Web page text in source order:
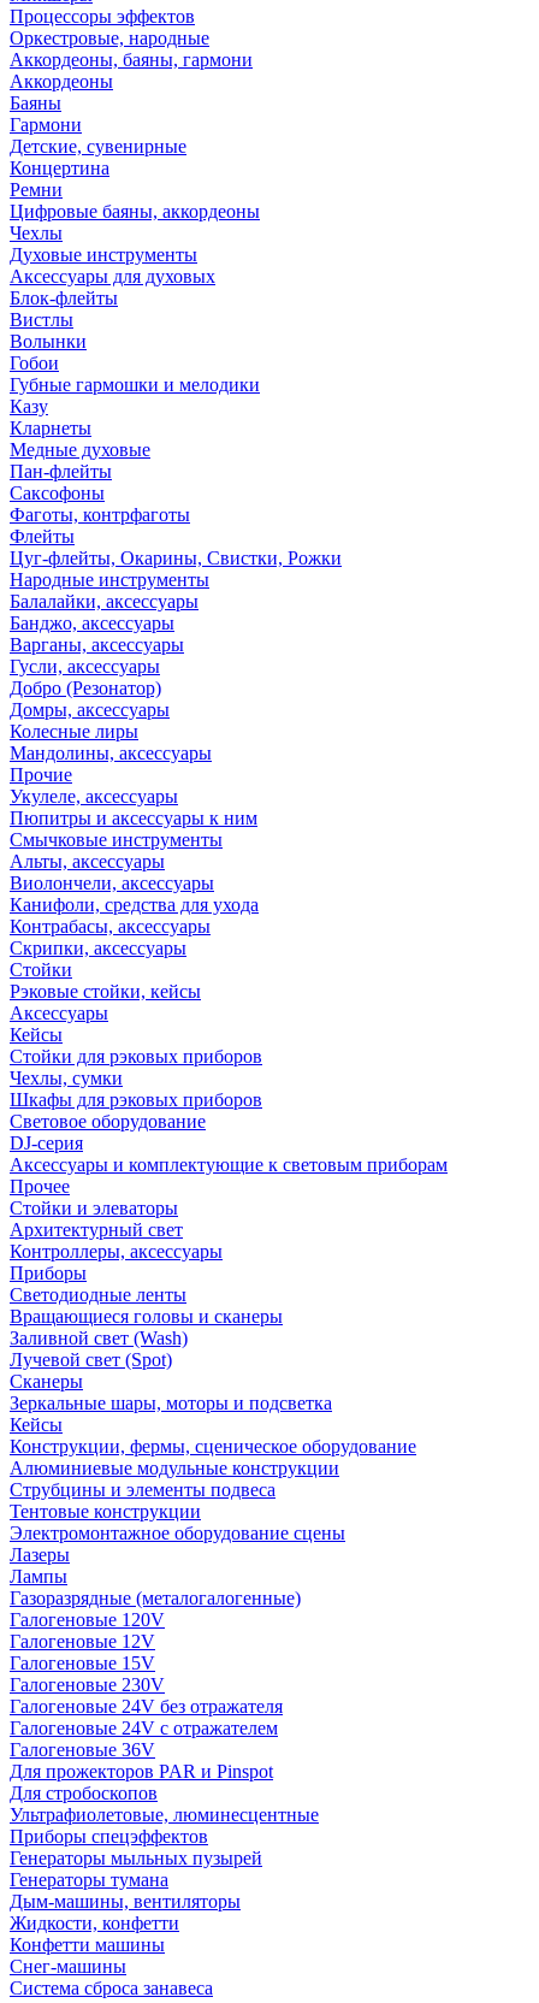
Процессоры эффектов
Оркестровые, народные
Аккордеоны, баяны, гармони
Аккордеоны
Баяны
Гармони
Детские, сувенирные
Концертина
Ремни
Цифровые баяны, аккордеоны
Чехлы
Духовые инструменты
Аксессуары для духовых
Блок-флейты
Вистлы
Волынки
Гобои
Губные гармошки и мелодики
Казу
Кларнеты
Медные духовые
Пан-флейты
Саксофоны
Фаготы, контрфаготы
Флейты
Цуг-флейты, Окарины, Свистки, Рожки
Народные инструменты
Балалайки, аксессуары
Банджо, аксессуары
Варганы, аксессуары
Гусли, аксессуары
Добро (Резонатор)
Домры, аксессуары
Колесные лиры
Мандолины, аксессуары
Прочие
Укулеле, аксессуары
Пюпитры и аксессуары к ним
Смычковые инструменты
Альты, аксессуары
Виолончели, аксессуары
Канифоли, средства для ухода
Контрабасы, аксессуары
Скрипки, аксессуары
Стойки
Рэковые стойки, кейсы
Аксессуары
Кейсы
Стойки для рэковых приборов
Чехлы, сумки
Шкафы для рэковых приборов
Световое оборудование
DJ-серия
Аксессуары и комплектующие к световым приборам
Прочее
Стойки и элеваторы
Архитектурный свет
Контроллеры, аксессуары
Приборы
Светодиодные ленты
Вращающиеся головы и сканеры
Заливной свет (Wash)
Лучевой свет (Spot)
Сканеры
Зеркальные шары, моторы и подсветка
Кейсы
Конструкции, фермы, сценическое оборудование
Алюминиевые модульные конструкции
Струбцины и элементы подвеса
Тентовые конструкции
Электромонтажное оборудование сцены
Лазеры
Лампы
Газоразрядные (металогалогенные)
Галогеновые 120V
Галогеновые 12V
Галогеновые 15V
Галогеновые 230V
Галогеновые 24V без отражателя
Галогеновые 24V с отражателем
Галогеновые 36V
Для прожекторов PAR и Pinspot
Для стробоскопов
Ультрафиолетовые, люминесцентные
Приборы спецэффектов
Генераторы мыльных пузырей
Генераторы тумана
Дым-машины, вентиляторы
Жидкости, конфетти
Конфетти машины
Снег-машины
Система сброса занавеса